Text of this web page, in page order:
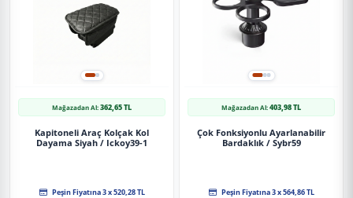
Mağazadan Al:362,65 TL
Kapitoneli Araç Kolçak Kol
Dayama Siyah / Ickoy39-1
Peşin Fiyatına 3 x 520,28 TL
Mağazadan Al:403,98 TL
Çok Fonksiyonlu Ayarlanabilir
Bardaklık / Sybr59
Peşin Fiyatına 3 x 564,86 TL